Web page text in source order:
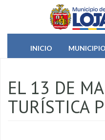
Pasar al contenido principal
INICIO
MUNICIPIO
EL 13 DE
TURÍSTICA